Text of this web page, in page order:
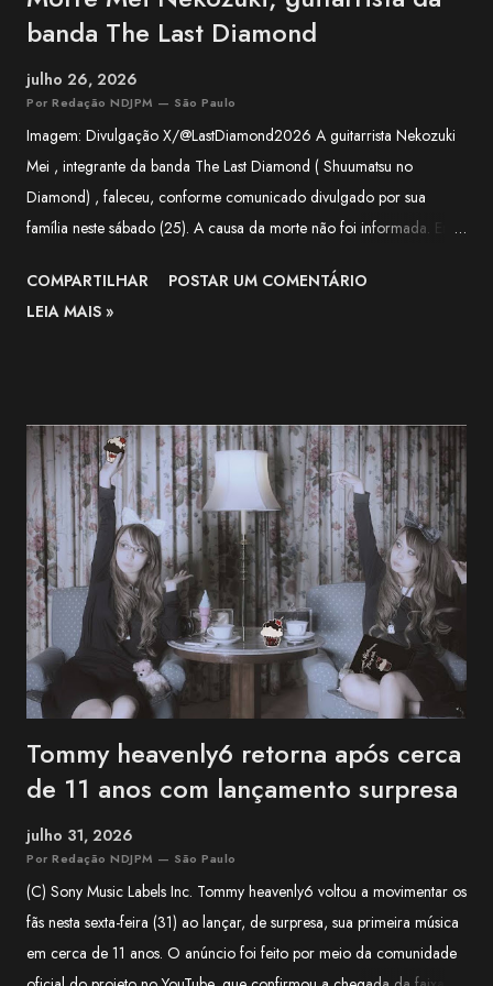
banda The Last Diamond
julho 26, 2026
Por Redação NDJPM — São Paulo
Imagem: Divulgação X/@LastDiamond2026 A guitarrista Nekozuki
Mei , integrante da banda The Last Diamond ( Shuumatsu no
Diamond) , faleceu, conforme comunicado divulgado por sua
família neste sábado (25). A causa da morte não foi informada. Em
sua trajetória e lamentou a forma repentina como a notícia foi
comunicada. O funeral será realizado apenas com a presença de
Across the World. pic.twitter.com/3VWEpd2juI — 終末のダイヤモ
ンド (@LastDiamond2026) July 6, 2026 Nekozuki Mei era ex-
farmacêutica e construiu sua carreira como guitarrista, participando
como musicista de apoio em projetos da franquia BanG Dream! ,
série multimídia que reúne anime, jogos e bandas, além de atuar na
1MYB , banda oficial da franquia Kantai Collection (KanCo...
COMPARTILHAR
POSTAR UM COMENTÁRIO
LEIA MAIS »
Tommy heavenly6 retorna após cerca
de 11 anos com lançamento surpresa
julho 31, 2026
Por Redação NDJPM — São Paulo
(C) Sony Music Labels Inc. Tommy heavenly6 voltou a movimentar os
fãs nesta sexta-feira (31) ao lançar, de surpresa, sua primeira música
em cerca de 11 anos. O anúncio foi feito por meio da comunidade